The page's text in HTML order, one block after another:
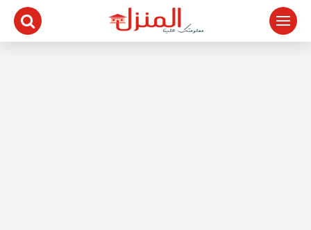
التجاوز
المحتوى